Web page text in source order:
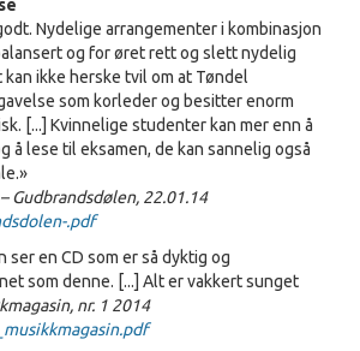
Nydelige arrangementer i kombinasjon
og for øret rett og slett nydelig
kan ikke herske tvil om at Tøndel
som korleder og besitter enorm
[...] Kvinnelige studenter kan mer enn å
å lese til eksamen, de kan sannelig også
Gudbrandsdølen, 22.01.14
.pdf
ser en CD som er så dyktig og
som denne. [...] Alt er vakkert sunget
nr. 1 2014